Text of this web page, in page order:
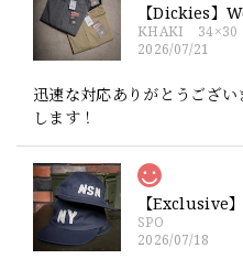
KHAKI 34×30
2026/07/21
迅速な対応ありがとうござ
します！
SPO
2026/07/18